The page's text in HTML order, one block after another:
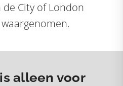
City of London
alleen voor